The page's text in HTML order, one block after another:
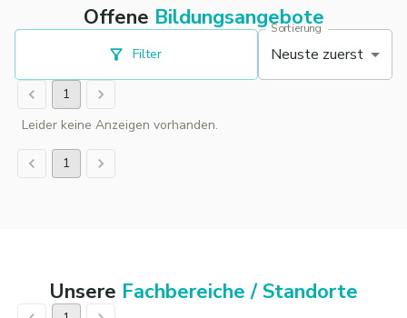
Offene Bildungsangebote
Filter
Sortierung
Neuste zuerst
1
Leider keine Anzeigen vorhanden.
1
Unsere Fachbereiche / Standorte